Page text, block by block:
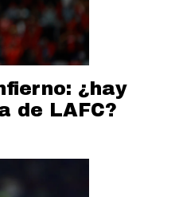
¿hay
de LAFC?